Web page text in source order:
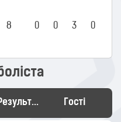
8 0 0 3 0
Результат Гості